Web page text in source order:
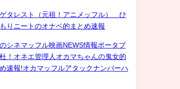
タレスト（元祖！アニメッフル） ひ
りニートのオナベ的まとめ速報
シネマッフル映画NEWS情報ポータブ
！オネエ管理人オカマちゃんの鬼女的
速報!オカマッフルアタックナンバーハ